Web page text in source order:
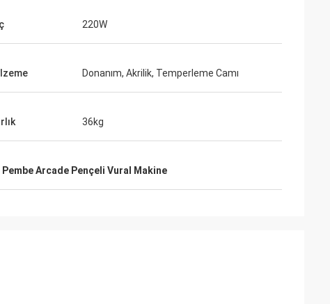
220W
Donanım, Akrilik, Temperleme Camı
36kg
Pembe Arcade Pençeli Vural Makine